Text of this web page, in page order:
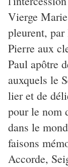
Vierge
pleurent, par
Pierre aux
Paul apôtre
auxquels le
lier et de
pour le nom
dans le
faisons
Accorde,